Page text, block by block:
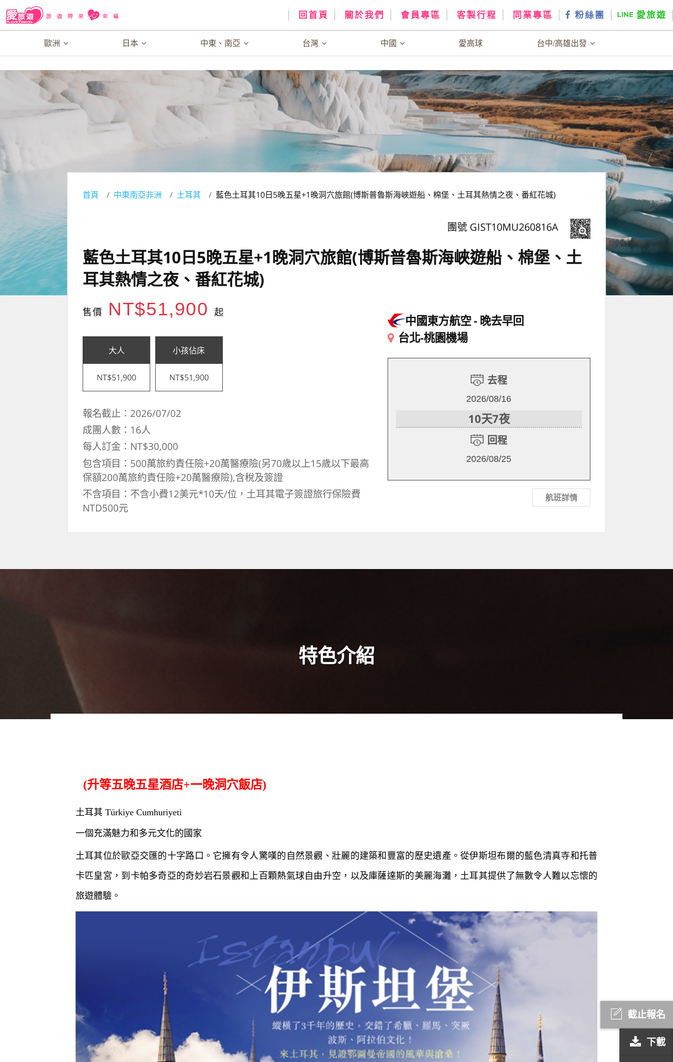
回首頁 關於我們 會員專區 客製行程 同業專區 粉絲團 愛旅遊
歐洲 日本 中東、南亞 台灣 中國 愛高球 台中/高雄出發
截止報名
下載
首頁 中東南亞非洲 土耳其 藍色土耳其10日5晚五星+1晚洞穴旅館(博斯普魯斯海峽遊船、棉堡、土耳其熱情之夜、番紅花城)
團號 GIST10MU260816A
藍色土耳其10日5晚五星+1晚洞穴旅館(博斯普魯斯海峽遊船、棉堡、土
耳其熱情之夜、番紅花城)
售價 NT$51,900起
大人
NT$51,900
小孩佔床
NT$51,900
報名截止：2026/07/02
成團人數：16人
每人訂金：NT$30,000
包含項目：500萬旅約責任險+20萬醫療險(另70歲以上15歲以下最高
保額200萬旅約責任險+20萬醫療險),含稅及簽證
不含項目：不含小費12美元*10天/位，土耳其電子簽證旅行保險費
NTD500元
中國東方航空 晚去早回
台北-桃園機場
去程
2026/08/16
10天7夜
回程
2026/08/25
航班詳情
特色介紹
(升等五晚五星酒店+一晚洞穴飯店)
土耳其 Türkiye Cumhuriyeti
一個充滿魅力和多元文化的國家
土耳其位於歐亞交匯的十字路口。它擁有令人驚嘆的自然景觀、壯麗的建築和豐富的歷史遺產。從伊斯坦布爾的藍色清真寺和托普
卡匹皇宮，到卡帕多奇亞的奇妙岩石景觀和上百顆熱氣球自由升空，以及庫薩達斯的美麗海灘，土耳其提供了無數令人難以忘懷的
旅遊體驗。